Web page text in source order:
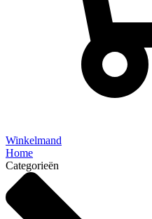
Winkelmand
Home
Categorieën